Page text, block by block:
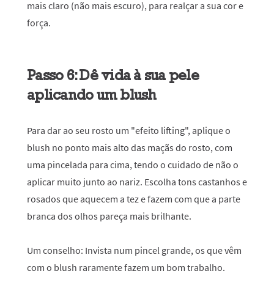
mais claro (não mais escuro), para realçar a sua cor e
força.
Passo 6: Dê vida à sua pele
aplicando um blush
Para dar ao seu rosto um "efeito lifting", aplique o
blush no ponto mais alto das maçãs do rosto, com
uma pincelada para cima, tendo o cuidado de não o
aplicar muito junto ao nariz. Escolha tons castanhos e
rosados que aquecem a tez e fazem com que a parte
branca dos olhos pareça mais brilhante.
Um conselho: Invista num pincel grande, os que vêm
com o blush raramente fazem um bom trabalho.